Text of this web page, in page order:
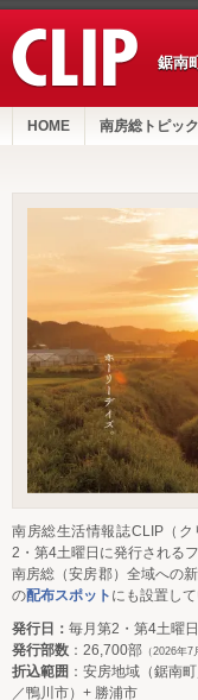
鋸南
HOME 南房総トピッ
南房総生活情報誌CLIP（
2・第4土曜日に発行される
南房総（安房郡）全域への
の配布スポット にも設置して
発行日： 毎月第2・第4土曜日
発行部数 ：26,700部 （2026年7
折込範囲 ：安房地域（鋸南
／鴨川市）+ 勝浦市